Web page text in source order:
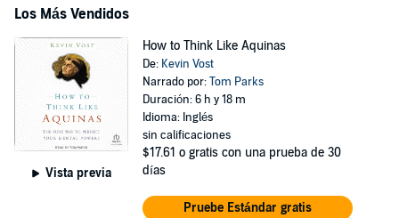
Los Más Vendidos
Vista previa
How to Think Like Aquinas
De: Kevin Vost
Narrado por:Tom Parks
Duración: 6 h y 18 m
Idioma: Inglés
sin calificaciones
$17.61 o gratis con una prueba de 30
días
Pruebe Estándar gratis